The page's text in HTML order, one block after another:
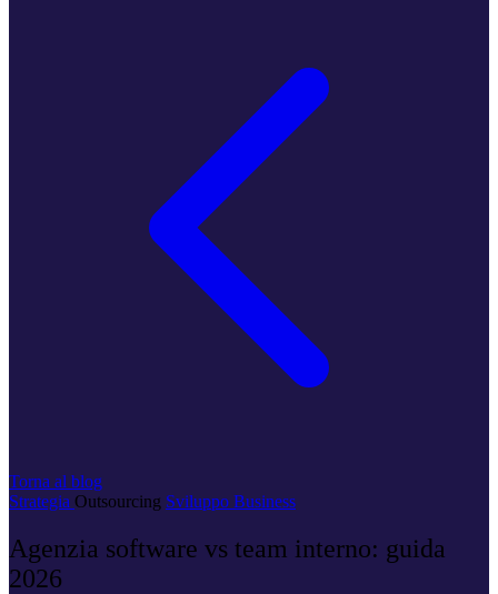
Torna al blog
Strategia Outsourcing Sviluppo Business
Agenzia software vs team interno: guida
2026